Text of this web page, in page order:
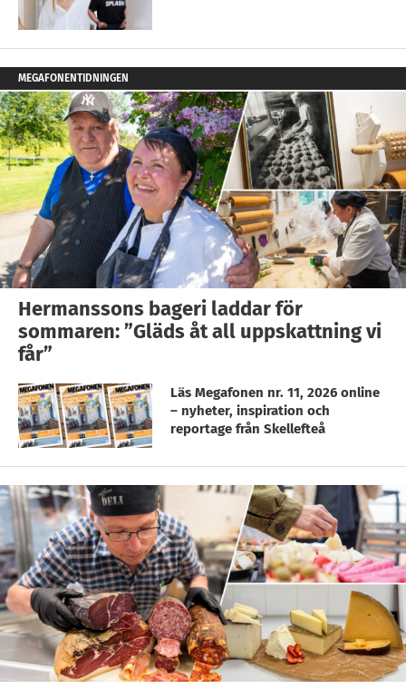
MEGAFONENTIDNINGEN
Hermanssons bageri laddar för
sommaren: ”Gläds åt all uppskattning vi
får”
Läs Megafonen nr. 11, 2026 online
– nyheter, inspiration och
reportage från Skellefteå